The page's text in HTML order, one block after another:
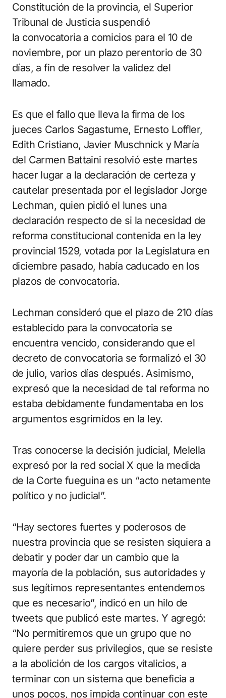
Constitución de la provincia, el Superior
Tribunal de Justicia suspendió
la convocatoria a comicios para el 10 de
noviembre, por un plazo perentorio de 30
días, a fin de resolver la validez del
llamado.
Es que el fallo que lleva la firma de los
jueces Carlos Sagastume, Ernesto Loffler,
Edith Cristiano, Javier Muschnick y María
del Carmen Battaini resolvió este martes
hacer lugar a la declaración de certeza y
cautelar presentada por el legislador Jorge
Lechman, quien pidió el lunes una
declaración respecto de si la necesidad de
reforma constitucional contenida en la ley
provincial 1529, votada por la Legislatura en
diciembre pasado, había caducado en los
plazos de convocatoria.
Lechman consideró que el plazo de 210 días
establecido para la convocatoria se
encuentra vencido, considerando que el
decreto de convocatoria se formalizó el 30
de julio, varios días después. Asimismo,
expresó que la necesidad de tal reforma no
estaba debidamente fundamentaba en los
argumentos esgrimidos en la ley.
Tras conocerse la decisión judicial, Melella
expresó por la red social X que la medida
de la Corte fueguina es un “acto netamente
político y no judicial”.
“Hay sectores fuertes y poderosos de
nuestra provincia que se resisten siquiera a
debatir y poder dar un cambio que la
mayoría de la población, sus autoridades y
sus legítimos representantes entendemos
que es necesario”, indicó en un hilo de
tweets que publicó este martes. Y agregó:
“No permitiremos que un grupo que no
quiere perder sus privilegios, que se resiste
a la abolición de los cargos vitalicios, a
terminar con un sistema que beneficia a
unos pocos, nos impida continuar con este